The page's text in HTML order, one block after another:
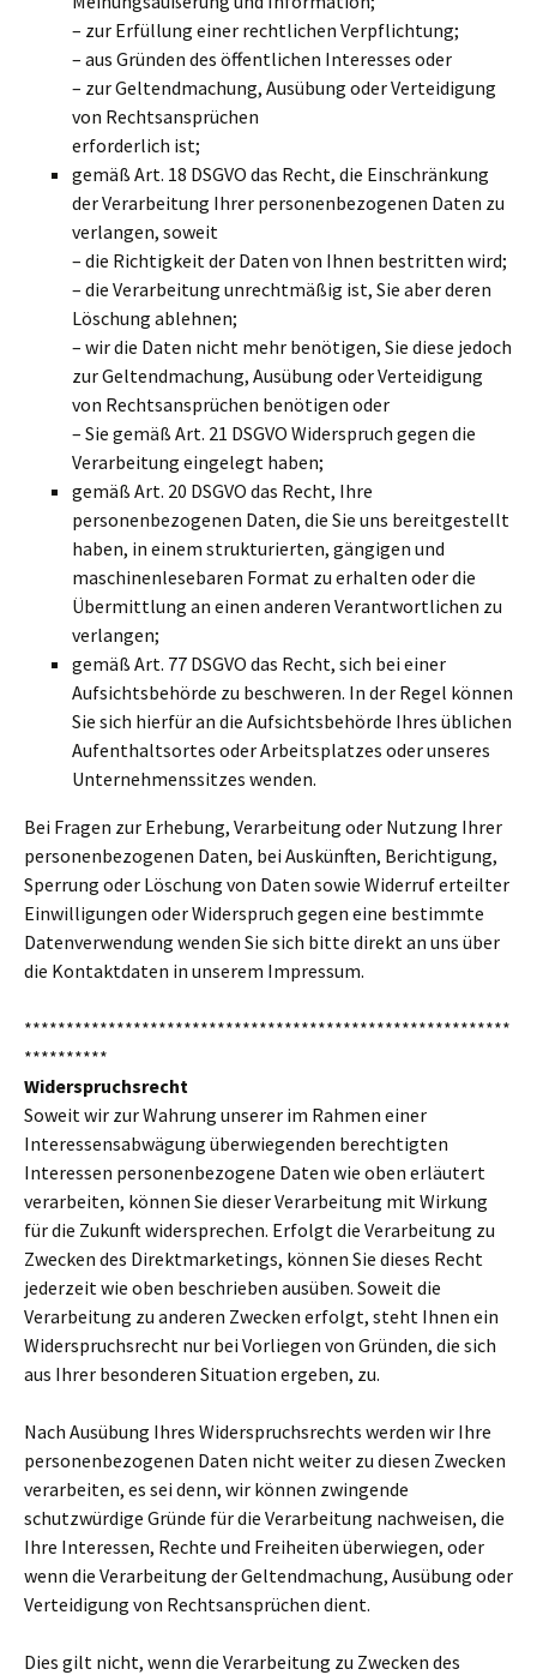
– zur Erfüllung einer rechtlichen Verpflichtung;
– aus Gründen des öffentlichen Interesses oder
– zur Geltendmachung, Ausübung oder Verteidigung
von Rechtsansprüchen
erforderlich ist;
gemäß Art. 18 DSGVO das Recht, die Einschränkung
der Verarbeitung Ihrer personenbezogenen Daten zu
verlangen, soweit
– die Richtigkeit der Daten von Ihnen bestritten wird;
– die Verarbeitung unrechtmäßig ist, Sie aber deren
Löschung ablehnen;
– wir die Daten nicht mehr benötigen, Sie diese jedoch
zur Geltendmachung, Ausübung oder Verteidigung
von Rechtsansprüchen benötigen oder
– Sie gemäß Art. 21 DSGVO Widerspruch gegen die
Verarbeitung eingelegt haben;
gemäß Art. 20 DSGVO das Recht, Ihre
personenbezogenen Daten, die Sie uns bereitgestellt
haben, in einem strukturierten, gängigen und
maschinenlesebaren Format zu erhalten oder die
Übermittlung an einen anderen Verantwortlichen zu
verlangen;
gemäß Art. 77 DSGVO das Recht, sich bei einer
Aufsichtsbehörde zu beschweren. In der Regel können
Sie sich hierfür an die Aufsichtsbehörde Ihres üblichen
Aufenthaltsortes oder Arbeitsplatzes oder unseres
Unternehmenssitzes wenden.
Bei Fragen zur Erhebung, Verarbeitung oder Nutzung Ihrer
personenbezogenen Daten, bei Auskünften, Berichtigung,
Sperrung oder Löschung von Daten sowie Widerruf erteilter
Einwilligungen oder Widerspruch gegen eine bestimmte
Datenverwendung wenden Sie sich bitte direkt an uns über
die Kontaktdaten in unserem Impressum.
**********************************************************
**********
Widerspruchsrecht
Soweit wir zur Wahrung unserer im Rahmen einer
Interessensabwägung überwiegenden berechtigten
Interessen personenbezogene Daten wie oben erläutert
verarbeiten, können Sie dieser Verarbeitung mit Wirkung
für die Zukunft widersprechen. Erfolgt die Verarbeitung zu
Zwecken des Direktmarketings, können Sie dieses Recht
jederzeit wie oben beschrieben ausüben. Soweit die
Verarbeitung zu anderen Zwecken erfolgt, steht Ihnen ein
Widerspruchsrecht nur bei Vorliegen von Gründen, die sich
aus Ihrer besonderen Situation ergeben, zu.
Nach Ausübung Ihres Widerspruchsrechts werden wir Ihre
personenbezogenen Daten nicht weiter zu diesen Zwecken
verarbeiten, es sei denn, wir können zwingende
schutzwürdige Gründe für die Verarbeitung nachweisen, die
Ihre Interessen, Rechte und Freiheiten überwiegen, oder
wenn die Verarbeitung der Geltendmachung, Ausübung oder
Verteidigung von Rechtsansprüchen dient.
Dies gilt nicht, wenn die Verarbeitung zu Zwecken des